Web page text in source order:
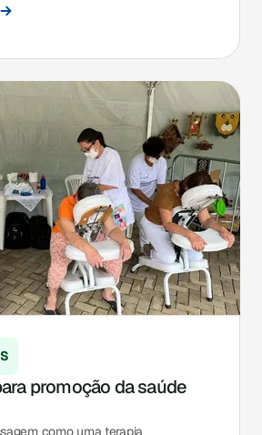
promoção da saúde
como uma terapia